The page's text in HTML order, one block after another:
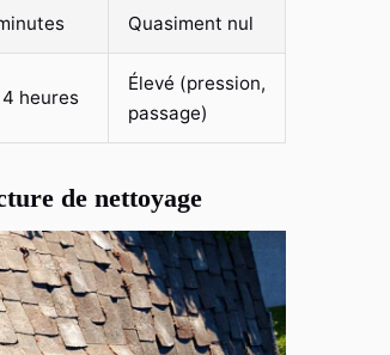
Quasiment nul
4 heures
Élevé (pression,
passage)
de nettoyage